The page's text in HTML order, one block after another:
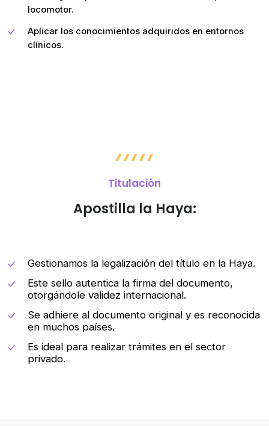
locomotor.
Aplicar los conocimientos adquiridos en entornos
clínicos.
Titulación
Apostilla la Haya:
Gestionamos la legalización del título en la Haya.
Este sello autentica la firma del documento,
otorgándole validez internacional.
Se adhiere al documento original y es reconocida
en muchos países.
Es ideal para realizar trámites en el sector
privado.